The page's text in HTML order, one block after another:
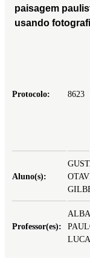
paisagem
usando
Protocolo: 8623
Aluno(s):
Professor(es):